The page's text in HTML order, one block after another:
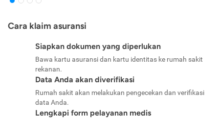
Cara klaim asuransi
Siapkan dokumen yang diperlukan
Bawa kartu asuransi dan kartu identitas ke rumah sakit
rekanan.
Data Anda akan diverifikasi
Rumah sakit akan melakukan pengecekan dan verifikasi
data Anda.
Lengkapi form pelayanan medis